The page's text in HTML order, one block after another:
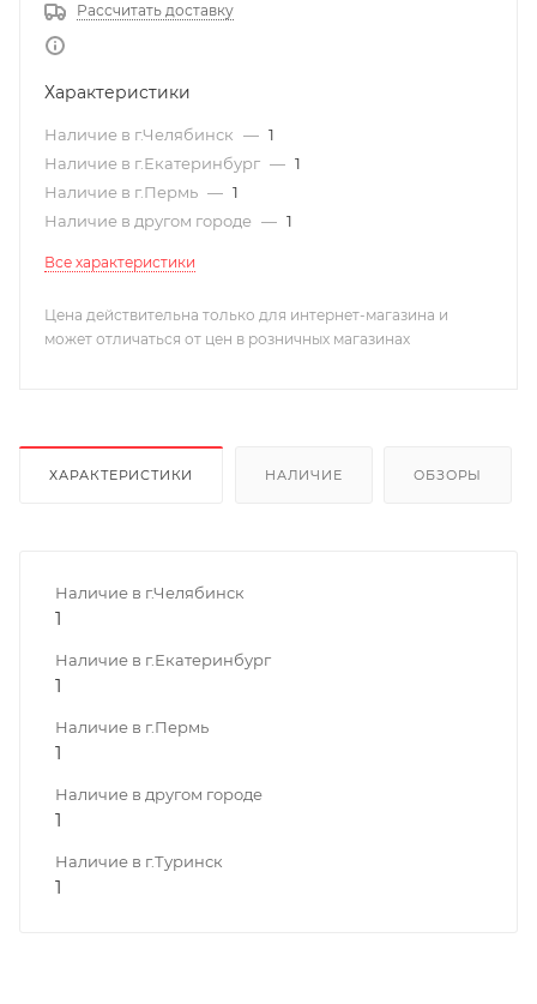
Рассчитать доставку
Характеристики
Наличие в г.Челябинск — 1
Наличие в г.Екатеринбург — 1
Наличие в г.Пермь — 1
Наличие в другом городе — 1
Все характеристики
Цена действительна только для интернет-магазина и
может отличаться от цен в розничных магазинах
ХАРАКТЕРИСТИКИ НАЛИЧИЕ ОБЗОРЫ
Наличие в г.Челябинск
1
Наличие в г.Екатеринбург
1
Наличие в г.Пермь
1
Наличие в другом городе
1
Наличие в г.Туринск
1